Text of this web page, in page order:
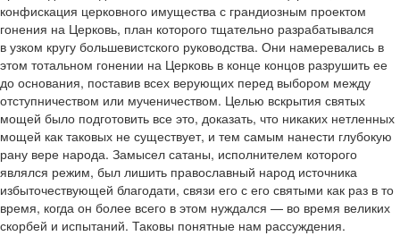
конфискация церковного имущества с грандиозным проектом
гонения на Церковь, план которого тщательно разрабатывался
в узком кругу большевистского руководства. Они намеревались в
этом тотальном гонении на Церковь в конце концов разрушить ее
до основания, поставив всех верующих перед выбором между
отступничеством или мученичеством. Целью вскрытия святых
мощей было подготовить все это, доказать, что никаких нетленных
мощей как таковых не существует, и тем самым нанести глубокую
рану вере народа. Замысел сатаны, исполнителем которого
являлся режим, был лишить православный народ источника
избыточествующей благодати, связи его с его святыми как раз в то
время, когда он более всего в этом нуждался — во время великих
скорбей и испытаний. Таковы понятные нам рассуждения.